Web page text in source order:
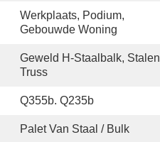
Werkplaats, Podium,
Gebouwde Woning
Geweld H-Staalbalk, Stalen
Truss
Q355b. Q235b
Palet Van Staal / Bulk